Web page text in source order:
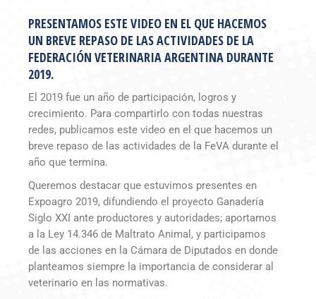
PRESENTAMOS ESTE VIDEO EN EL QUE HACEMOS
UN BREVE REPASO DE LAS ACTIVIDADES DE LA
FEDERACIÓN VETERINARIA ARGENTINA DURANTE
2019.
El 2019 fue un año de participación, logros y
crecimiento. Para compartirlo con todas nuestras
redes, publicamos este video en el que hacemos un
breve repaso de las actividades de la FeVA durante el
año que termina.
Queremos destacar que estuvimos presentes en
Expoagro 2019, difundiendo el proyecto Ganadería
Siglo XXI ante productores y autoridades; aportamos
a la Ley 14.346 de Maltrato Animal, y participamos
de las acciones en la Cámara de Diputados en donde
planteamos siempre la importancia de considerar al
veterinario en las normativas.